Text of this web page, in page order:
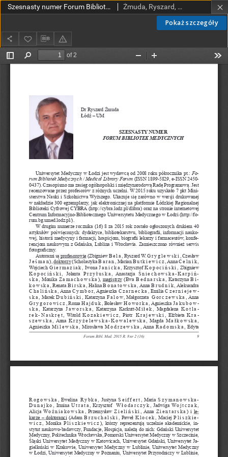
Pokaż szczegóły
Szesnasty numer Forum Bibliotek Medycznych Żmuda, Ryszard, red. nacz.